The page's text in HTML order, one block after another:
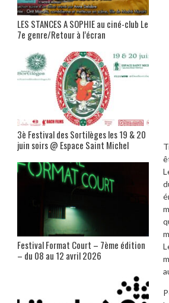
LES STANCES A SOPHIE au ciné-club Le
7e genre/Retour à l’écran
3è Festival des Sortilèges les 19 & 20
juin soirs @ Espace Saint Michel
Festival Format Court – 7ème édition
– du 08 au 12 avril 2026